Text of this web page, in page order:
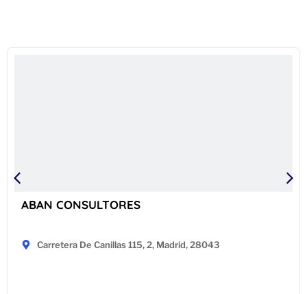
ABAN CONSULTORES
Carretera De Canillas 115, 2, Madrid, 28043